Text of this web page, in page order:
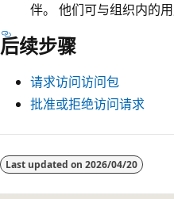
伴。 他们可与组织内的
后续步骤
请求访问访问包
批准或拒绝访问请求
阅
读Last updated on 2026/04/20